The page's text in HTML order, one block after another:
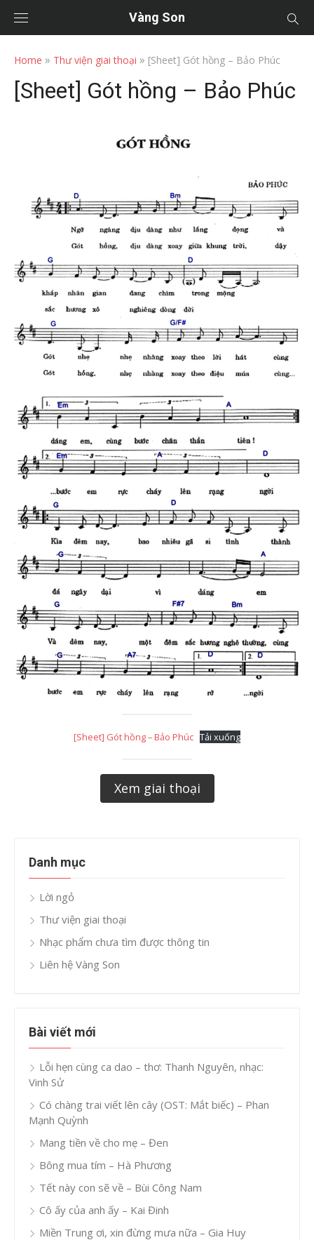
Vàng Son
Home » Thư viện giai thoại » [Sheet] Gót hồng – Bảo Phúc
[Sheet] Gót hồng – Bảo Phúc
[Sheet] Gót hồng – Bảo Phúc Tải xuống
Xem giai thoại
Danh mục
Lời ngỏ
Thư viện giai thoại
Nhạc phẩm chưa tìm được thông tin
Liên hệ Vàng Son
Bài viết mới
Lỗi hẹn cùng ca dao – thơ: Thanh Nguyên, nhạc:
Vinh Sử
Có chàng trai viết lên cây (OST: Mắt biếc) – Phan
Mạnh Quỳnh
Mang tiền về cho mẹ – Đen
Bông mua tím – Hà Phương
Tết này con sẽ về – Bùi Công Nam
Cô ấy của anh ấy – Kai Đinh
Miền Trung ơi, xin đừng mưa nữa – Gia Huy